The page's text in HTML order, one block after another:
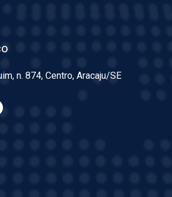
n. 874, Centro, Aracaju/SE